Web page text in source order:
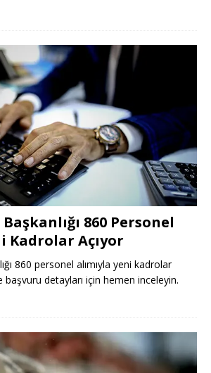
860 Personel
Kadrolar Açıyor
860 personel alımıyla yeni kadrolar
başvuru detayları için hemen inceleyin.